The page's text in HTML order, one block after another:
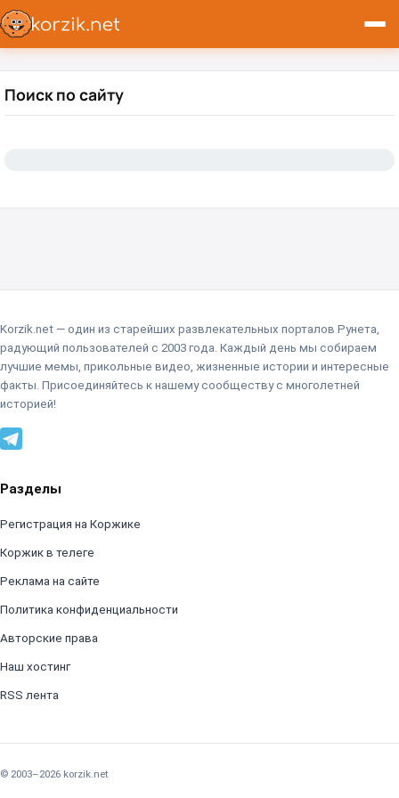
Поиск по сайту
Korzik.net — один из старейших развлекательных порталов Рунета,
радующий пользователей с 2003 года. Каждый день мы собираем
лучшие мемы, прикольные видео, жизненные истории и интересные
факты. Присоединяйтесь к нашему сообществу с многолетней
историей!
Разделы
Регистрация на Коржике
Коржик в телеге
Реклама на сайте
Политика конфиденциальности
Авторские права
Наш хостинг
RSS лента
© 2003–2026 korzik.net